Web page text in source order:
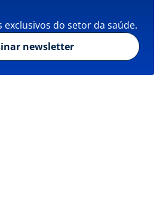
exclusivos do setor da saúde.
newsletter